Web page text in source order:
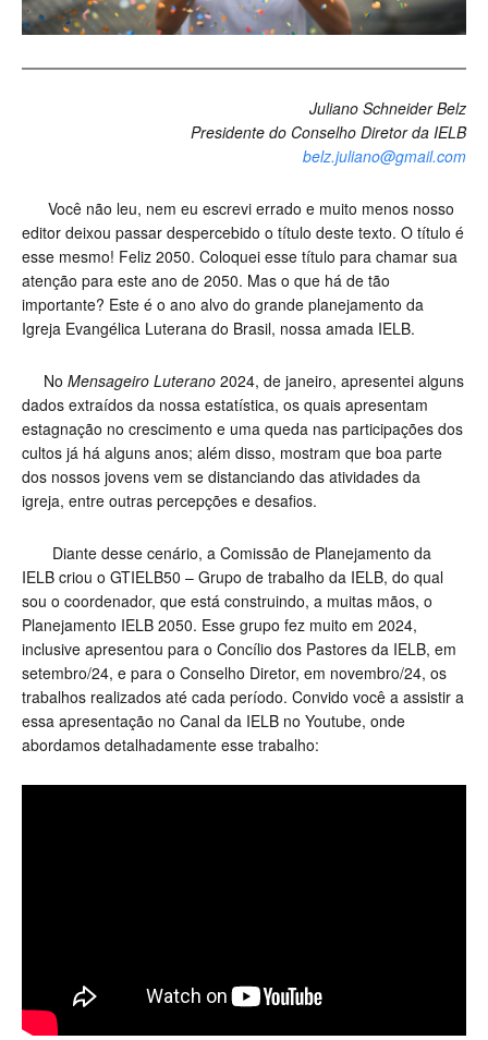
Juliano Schneider Belz
Presidente do Conselho Diretor da IELB
belz.juliano@gmail.com
Você não leu, nem eu escrevi errado e muito menos nosso
editor deixou passar despercebido o título deste texto. O título é
esse mesmo! Feliz 2050. Coloquei esse título para chamar sua
atenção para este ano de 2050. Mas o que há de tão
importante? Este é o ano alvo do grande planejamento da
Igreja Evangélica Luterana do Brasil, nossa amada IELB.
No Mensageiro Luterano 2024, de janeiro, apresentei alguns
dados extraídos da nossa estatística, os quais apresentam
estagnação no crescimento e uma queda nas participações dos
cultos já há alguns anos; além disso, mostram que boa parte
dos nossos jovens vem se distanciando das atividades da
igreja, entre outras percepções e desafios.
Diante desse cenário, a Comissão de Planejamento da
IELB criou o GTIELB50 – Grupo de trabalho da IELB, do qual
sou o coordenador, que está construindo, a muitas mãos, o
Planejamento IELB 2050. Esse grupo fez muito em 2024,
inclusive apresentou para o Concílio dos Pastores da IELB, em
setembro/24, e para o Conselho Diretor, em novembro/24, os
trabalhos realizados até cada período. Convido você a assistir a
essa apresentação no Canal da IELB no Youtube, onde
abordamos detalhadamente esse trabalho: